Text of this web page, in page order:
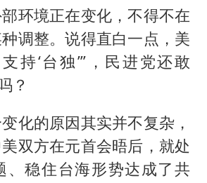
环境正在变化，不得不在
调整。说得直白一点，美
持‘台独’”，民进党还敢
？
化的原因其实并不复杂，
双方在元首会晤后，就处
、稳住台海形势达成了共